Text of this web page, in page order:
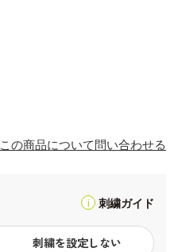
この商品について問い合わせる
刺繍ガイド
刺繍を設定しない